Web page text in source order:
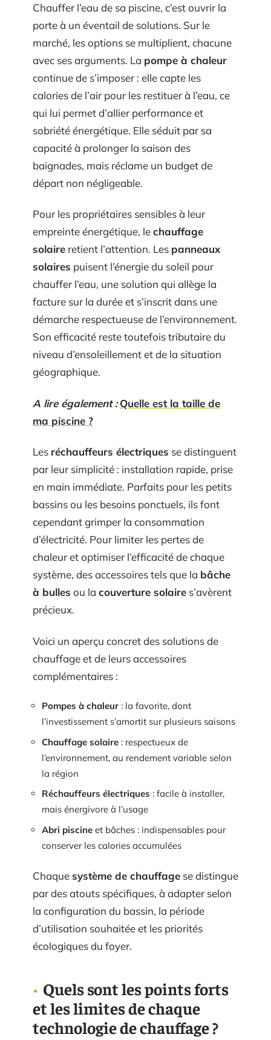
Chauffer l’eau de sa piscine, c’est ouvrir la
porte à un éventail de solutions. Sur le
marché, les options se multiplient, chacune
avec ses arguments. La pompe à chaleur
continue de s’imposer : elle capte les
calories de l’air pour les restituer à l’eau, ce
qui lui permet d’allier performance et
sobriété énergétique. Elle séduit par sa
capacité à prolonger la saison des
baignades, mais réclame un budget de
départ non négligeable.
Pour les propriétaires sensibles à leur
empreinte énergétique, lechauffage
solaire retient l’attention. Les panneaux
solaires puisent l’énergie du soleil pour
chauffer l’eau, une solution qui allège la
facture sur la durée et s’inscrit dans une
démarche respectueuse de l’environnement.
Son efficacité reste toutefois tributaire du
niveau d’ensoleillement et de la situation
géographique.
A lire également : Quelle est la taille de
ma piscine ?
Les réchauffeurs électriques se distinguent
par leur simplicité : installation rapide, prise
en main immédiate. Parfaits pour les petits
bassins ou les besoins ponctuels, ils font
cependant grimper la consommation
d’électricité. Pour limiter les pertes de
chaleur et optimiser l’efficacité de chaque
système, des accessoires tels que la bâche
à bulles ou la couverture solaire s’avèrent
précieux.
Voici un aperçu concret des solutions de
chauffage et de leurs accessoires
complémentaires :
Pompes à chaleur : la favorite, dont
l’investissement s’amortit sur plusieurs saisons
Chauffage solaire : respectueux de
l’environnement, au rendement variable selon
la région
Réchauffeurs électriques : facile à installer,
mais énergivore à l’usage
Abri piscine et bâches : indispensables pour
conserver les calories accumulées
Chaquesystème de chauffage se distingue
par des atouts spécifiques, à adapter selon
la configuration du bassin, la période
d’utilisation souhaitée et les priorités
écologiques du foyer.
Quels sont les points forts
et les limites de chaque
technologie de chauffage ?